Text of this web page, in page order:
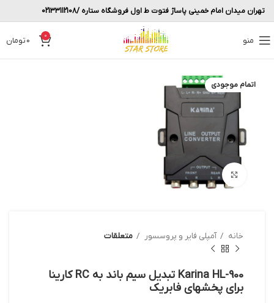
تهران میدان امام خمینی پاساژ فتوت ط اول فروشگاه ستاره /02133112108
منو 0
0تومان
اتمام موجودی
بزرگنمایی تصویر
خانه آمپلی فایر و پروسسور متعلقات
Karina HL-900 تبديل سيم باند به RC كارينا
براي پخشهاي فابريك